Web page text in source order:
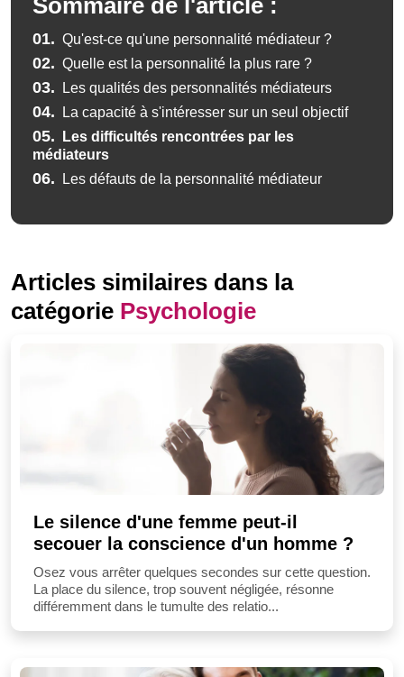
01. Qu'est-ce qu'une personnalité médiateur ?
02. Quelle est la personnalité la plus rare ?
03. Les qualités des personnalités médiateurs
04. La capacité à s'intéresser sur un seul objectif
05.
Les difficultés rencontrées par les
médiateurs
06. Les défauts de la personnalité médiateur
Articles similaires dans la
catégorie Psychologie
Le silence d'une femme peut-il
secouer la conscience d'un homme ?
Osez vous arrêter quelques secondes sur cette question.
La place du silence, trop souvent négligée, résonne
différemment dans le tumulte des relatio...